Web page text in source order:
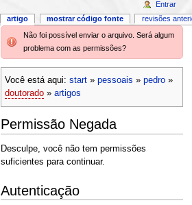
Não foi possível enviar o arquivo. Será algum
problema com as permissões?
Você está aqui: start» pessoais » pedro»
doutorado» artigos
Permissão Negada
Desculpe, você não tem permissões
suficientes para continuar.
Autenticação
artigo mostrar código fonte revisões
Entrar